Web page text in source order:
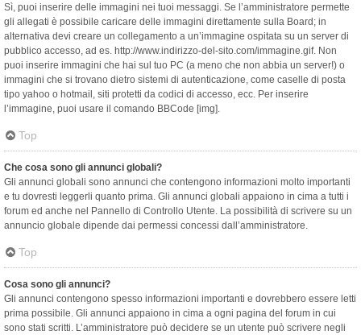
Sì, puoi inserire delle immagini nei tuoi messaggi. Se l’amministratore permette
gli allegati è possibile caricare delle immagini direttamente sulla Board; in
alternativa devi creare un collegamento a un’immagine ospitata su un server di
pubblico accesso, ad es. http://www.indirizzo-del-sito.com/immagine.gif. Non
puoi inserire immagini che hai sul tuo PC (a meno che non abbia un server!) o
immagini che si trovano dietro sistemi di autenticazione, come caselle di posta
tipo yahoo o hotmail, siti protetti da codici di accesso, ecc. Per inserire
l’immagine, puoi usare il comando BBCode [img].
Top
Che cosa sono gli annunci globali?
Gli annunci globali sono annunci che contengono informazioni molto importanti
e tu dovresti leggerli quanto prima. Gli annunci globali appaiono in cima a tutti i
forum ed anche nel Pannello di Controllo Utente. La possibilità di scrivere su un
annuncio globale dipende dai permessi concessi dall’amministratore.
Top
Cosa sono gli annunci?
Gli annunci contengono spesso informazioni importanti e dovrebbero essere letti
prima possibile. Gli annunci appaiono in cima a ogni pagina del forum in cui
sono stati scritti. L’amministratore può decidere se un utente può scrivere negli